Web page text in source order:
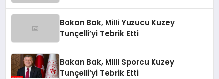
Bakan Bak, Milli Yüzücü Kuzey
Tunçelli’yi Tebrik Etti
Bakan Bak, Milli Sporcu Kuzey
Tunçelli’yi Tebrik Etti